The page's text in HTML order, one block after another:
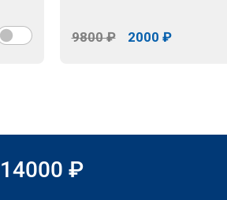
9800 ₽ 2000 ₽
14000 ₽